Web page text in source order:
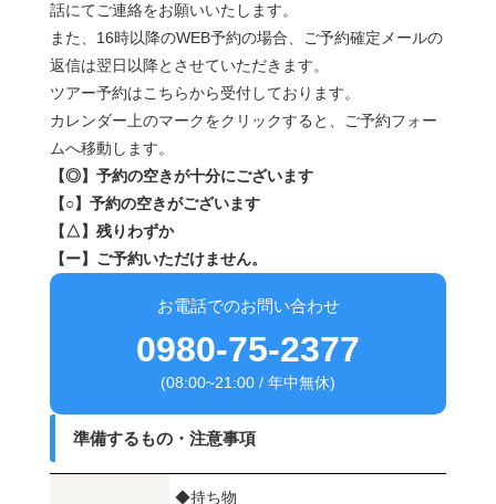
話にてご連絡をお願いいたします。
また、16時以降のWEB予約の場合、ご予約確定メールの
返信は翌日以降とさせていただきます。
ツアー予約はこちらから受付しております。
カレンダー上のマークをクリックすると、ご予約フォー
ムへ移動します。
【◎】予約の空きが十分にございます
【○】予約の空きがございます
【△】残りわずか
【ー】ご予約いただけません。
お電話でのお問い合わせ
0980-75-2377
(08:00~21:00 / 年中無休)
準備するもの・注意事項
◆持ち物